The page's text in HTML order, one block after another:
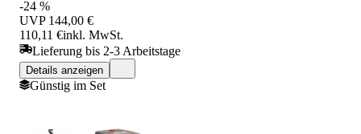
-24 %
UVP 144,00 €
110,11 €inkl. MwSt.
Lieferung bis 2-3 Arbeitstage
Details anzeigen
Günstig im Set